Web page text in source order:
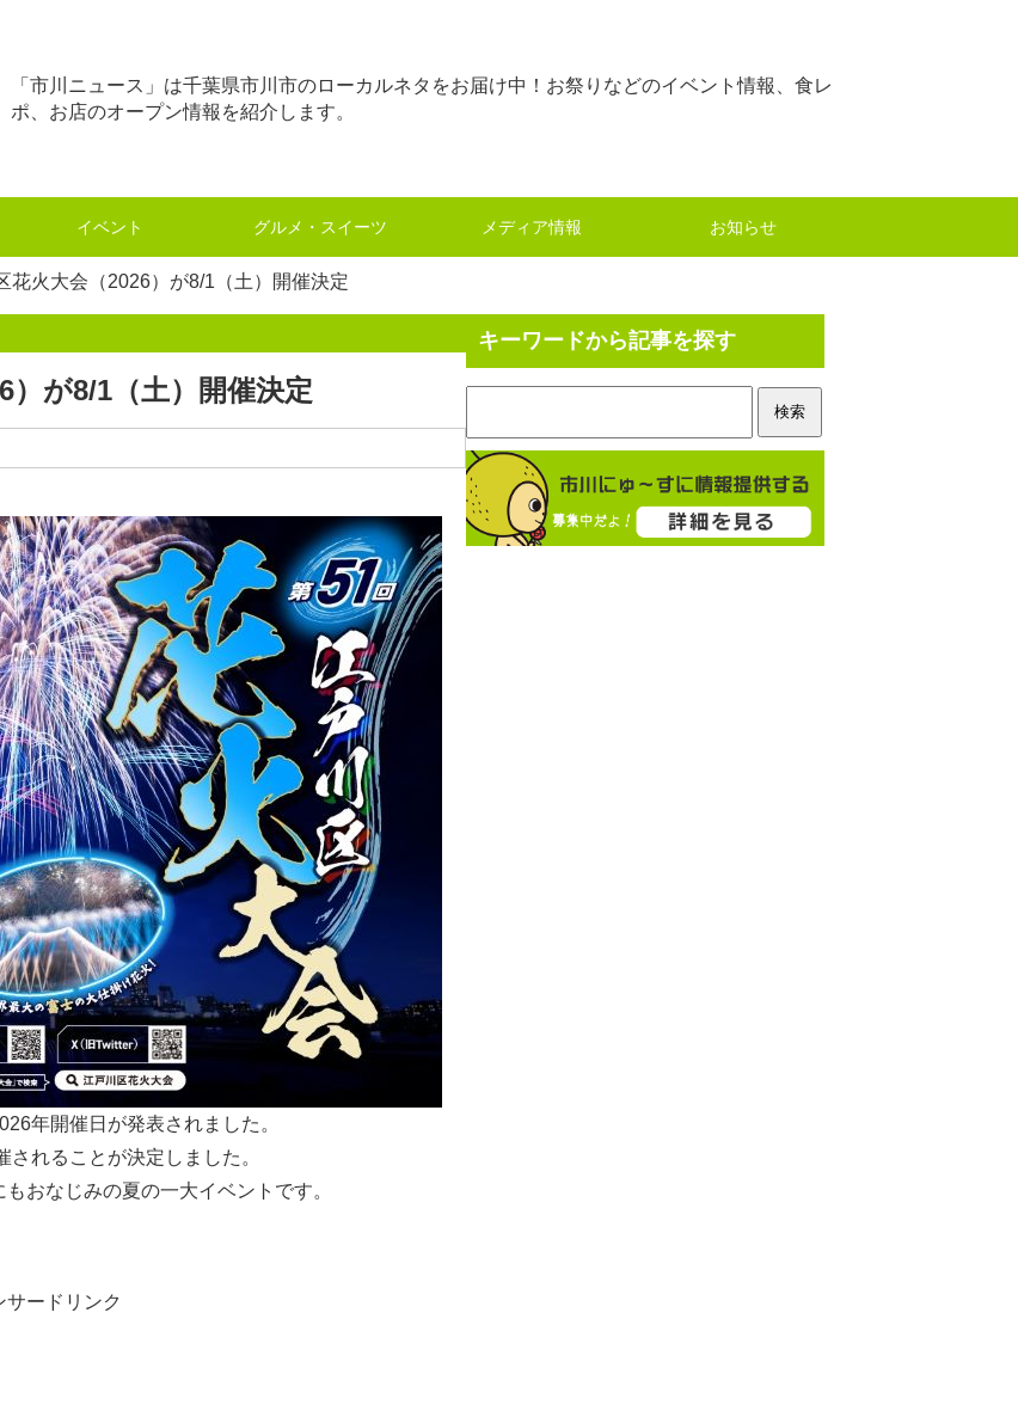
「市川ニュース」は千葉県市川市のローカルネタをお届け中！お祭りなどのイベント情報、食レ
ポ、お店のオープン情報を紹介します。
イベント グルメ・スイーツ メディア情報 お知らせ
花火大会（2026）が8/1（土）開催決定
）が8/1（土）開催決定
年開催日が発表されました。
れることが決定しました。
おなじみの夏の一大イベントです。
サードリンク
キーワードから記事を探す